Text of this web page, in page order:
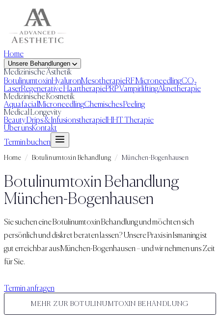
Home
Unsere Behandlungen
Medizinische Ästhetik
BotulinumtoxinHyaluronMesotherapieRF MicroneedlingCO₂
LaserRegenerative HaartherapiePRP VampirliftingAknetherapie
Medizinische Kosmetik
AquafacialMicroneedlingChemisches Peeling
Medical Longevity
Beauty Drips & InfusionstherapieIHHT Therapie
Über unsKontakt
Termin buchen
Home / Botulinumtoxin Behandlung / München-Bogenhausen
Botulinumtoxin Behandlung
München-Bogenhausen
Sie suchen eineBotulinumtoxin Behandlungund möchten sich
persönlich und diskret beraten lassen? Unsere Praxis in Ismaning ist
gut erreichbar ausMünchen-Bogenhausen– und wir nehmen uns Zeit
für Sie.
Termin anfragen
MEHR ZUR BOTULINUMTOXIN BEHANDLUNG